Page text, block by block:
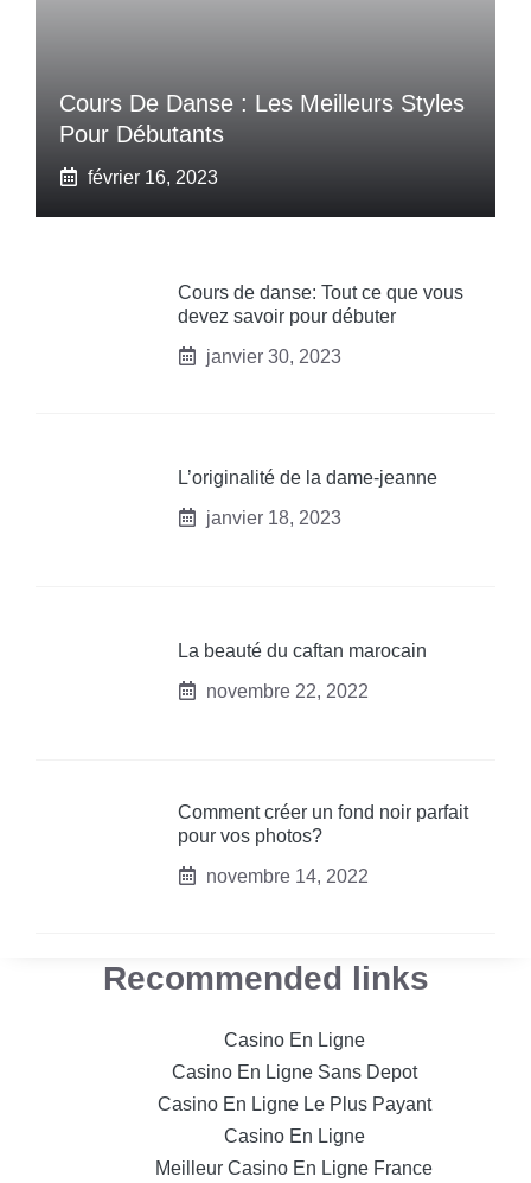
Cours De Danse : Les Meilleurs Styles
Pour Débutants
février 16, 2023
Cours de danse: Tout ce que vous
devez savoir pour débuter
janvier 30, 2023
L’originalité de la dame-jeanne
janvier 18, 2023
La beauté du caftan marocain
novembre 22, 2022
Comment créer un fond noir parfait
pour vos photos?
novembre 14, 2022
Recommended links
Casino En Ligne
Casino En Ligne Sans Depot
Casino En Ligne Le Plus Payant
Casino En Ligne
Meilleur Casino En Ligne France